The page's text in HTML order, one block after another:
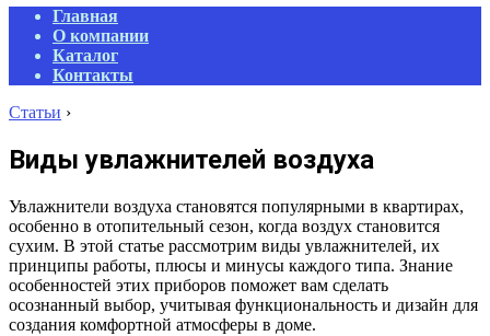
Primary
Navigation
Menu
Главная
О компании
Каталог
Контакты
Статьи ›
Виды увлажнителей воздуха
Увлажнители воздуха становятся популярными в квартирах,
особенно в отопительный сезон, когда воздух становится
сухим. В этой статье рассмотрим виды увлажнителей, их
принципы работы, плюсы и минусы каждого типа. Знание
особенностей этих приборов поможет вам сделать
осознанный выбор, учитывая функциональность и дизайн для
создания комфортной атмосферы в доме.